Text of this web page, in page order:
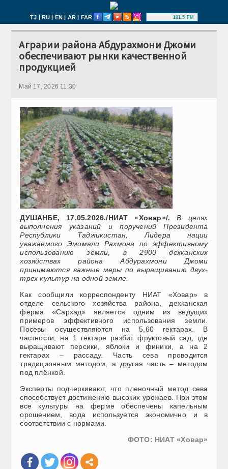
TJ | RU | EN | AR | FAR 101.5 FM
Аграрии района Абдурахмони Джоми
обеспечивают рынки качественной
продукцией
Май 17, 2026 11:30
ДУШАНБЕ, 17.05.2026./НИАТ «Ховар»/. В целях
выполнения указаний и поручений Президента
Республики Таджикистан, Лидера нации
уважаемого Эмомали Рахмона по эффективному
использованию земли, в 2900 дехканских
хозяйствах района Абдурахмони Джоми
принимаются важные меры по выращиванию двух-
трех культур на одной земле.
Как сообщили корреспонденту НИАТ «Ховар» в
отделе сельского хозяйства района, дехканская
ферма «Сархад» является одним из ведущих
примеров эффективного использования земли.
Посевы осуществляются на 5,60 гектарах. В
частности, на 1 гектаре разбит фруктовый сад, где
выращивают персики, яблоки и финики, а на 2
гектарах – рассаду. Часть сева проводится
традиционным методом, а другая часть – методом
под плёнкой.
Эксперты подчеркивают, что пленочный метод сева
способствует достижению высоких урожаев. При этом
все культуры на ферме обеспечены капельным
орошением, вода используется экономично и в
соответствии с нормами.
ФОТО: НИАТ «Ховар»